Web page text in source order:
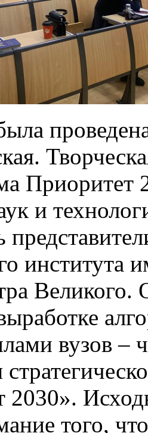
Приоритет
и
Великого.
вузов –
2030».
того,